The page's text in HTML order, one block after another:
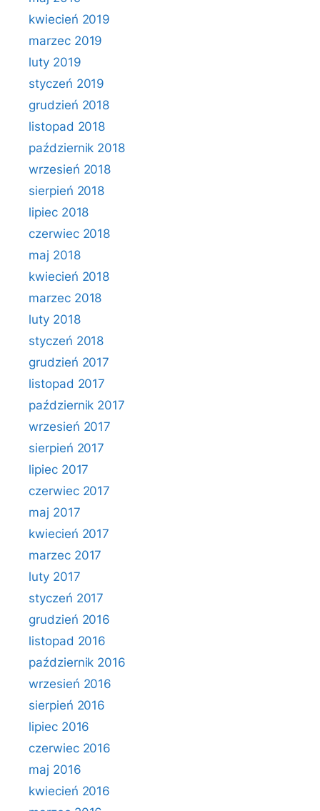
kwiecień 2019
marzec 2019
luty 2019
styczeń 2019
grudzień 2018
listopad 2018
październik 2018
wrzesień 2018
sierpień 2018
lipiec 2018
czerwiec 2018
maj 2018
kwiecień 2018
marzec 2018
luty 2018
styczeń 2018
grudzień 2017
listopad 2017
październik 2017
wrzesień 2017
sierpień 2017
lipiec 2017
czerwiec 2017
maj 2017
kwiecień 2017
marzec 2017
luty 2017
styczeń 2017
grudzień 2016
listopad 2016
październik 2016
wrzesień 2016
sierpień 2016
lipiec 2016
czerwiec 2016
maj 2016
kwiecień 2016